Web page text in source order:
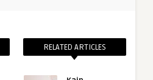
RELATED ARTICLES